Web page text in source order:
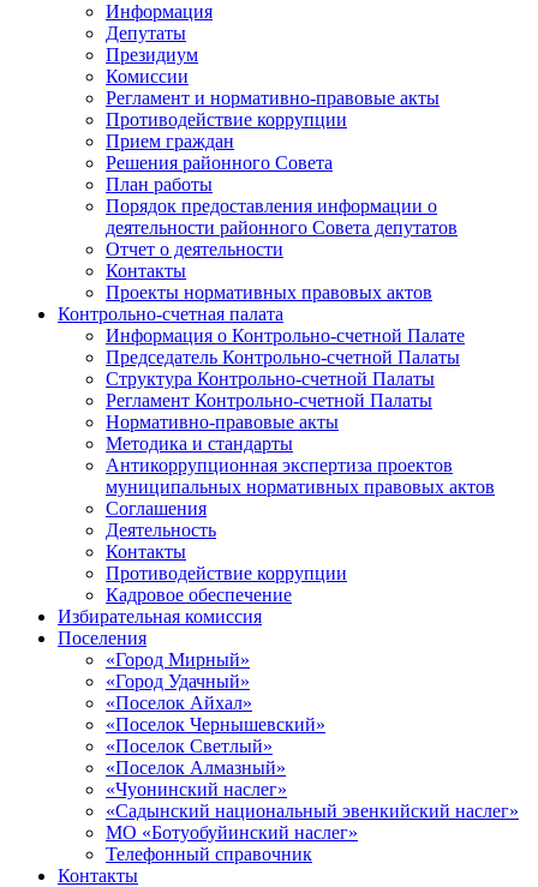
Информация
Депутаты
Президиум
Комиссии
Регламент и нормативно-правовые акты
Противодействие коррупции
Прием граждан
Решения районного Совета
План работы
Порядок предоставления информации о
деятельности районного Совета депутатов
Отчет о деятельности
Контакты
Проекты нормативных правовых актов
Контрольно-счетная палата
Информация о Контрольно-счетной Палате
Председатель Контрольно-счетной Палаты
Структура Контрольно-счетной Палаты
Регламент Контрольно-счетной Палаты
Нормативно-правовые акты
Методика и стандарты
Антикоррупционная экспертиза проектов
муниципальных нормативных правовых актов
Соглашения
Деятельность
Контакты
Противодействие коррупции
Кадровое обеспечение
Избирательная комиссия
Поселения
«Город Мирный»
«Город Удачный»
«Поселок Айхал»
«Поселок Чернышевский»
«Поселок Светлый»
«Поселок Алмазный»
«Чуонинский наслег»
«Садынский национальный эвенкийский наслег»
МО «Ботуобуйинский наслег»
Телефонный справочник
Контакты